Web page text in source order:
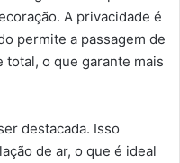
A privacidade é
permite a passagem de
total, o que garante mais
destacada. Isso
de ar, o que é ideal